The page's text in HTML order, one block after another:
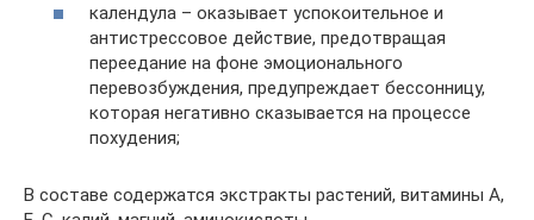
календула – оказывает успокоительное и
антистрессовое действие, предотвращая
переедание на фоне эмоционального
перевозбуждения, предупреждает бессонницу,
которая негативно сказывается на процессе
похудения;
В составе содержатся экстракты растений, витамины A,